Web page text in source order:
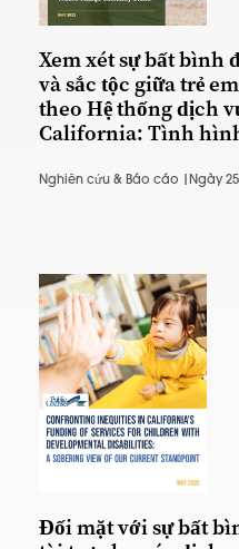
Xem xét sự bất bình
và sắc tộc giữa trẻ
theo Hệ thống dịch
California: Tình
Nghiên cứu & Báo cáo | Ngày
Đối mặt với sự bất